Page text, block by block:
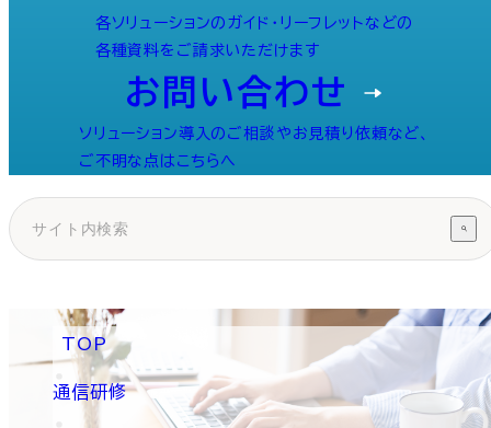
各ソリューションのガイド・リーフレットなどの
各種資料をご請求いただけます
お問い合わせ
ソリューション導入のご相談やお見積り依頼など、
ご不明な点はこちらへ
TOP
通信研修